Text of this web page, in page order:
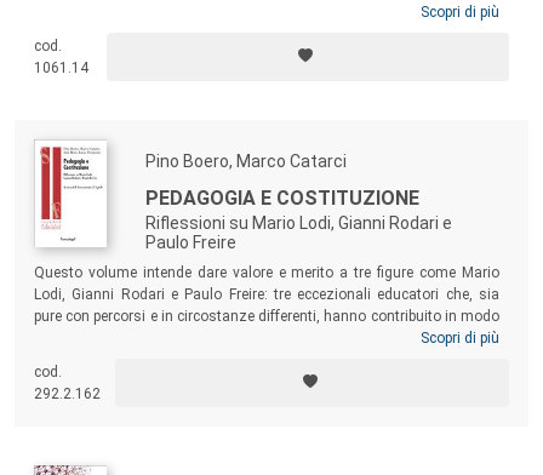
dibattito che si è sviluppato sulle varie forme e possibilità di
pedagogisti e studiosi di scienze delle religioni, ma soprattutto per
studenti universitari dell’area delle scienze umane e studenti e docenti
aggiornamento pedagogico-didattico.
Scopri di più
cod.
1061.14
Pino Boero, Marco Catarci
PEDAGOGIA E COSTITUZIONE
Riflessioni su Mario Lodi, Gianni Rodari e
Paulo Freire
Questo volume intende dare valore e merito a tre figure come Mario
Lodi, Gianni Rodari e Paulo Freire: tre eccezionali educatori che, sia
pure con percorsi e in circostanze differenti, hanno contribuito in modo
decisivo a innovare in senso democratico, sia nella teoria che nella
“formazione”. A queste tre figure, la cui visione pedagogica rinvia,
direttamente o indirettamente, ai valori della nostra Costituzione,
Scopri di più
cod.
292.2.162